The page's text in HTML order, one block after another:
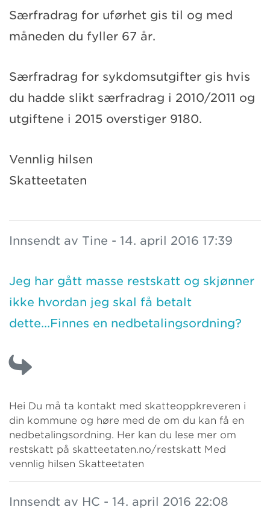
Særfradrag for uførhet gis til og med
måneden du fyller 67 år.
Særfradrag for sykdomsutgifter gis hvis
du hadde slikt særfradrag i 2010/2011 og
utgiftene i 2015 overstiger 9180.
Vennlig hilsen
Skatteetaten
Innsendt av Tine - 14. april 2016 17:39
Jeg har gått masse restskatt og skjønner
ikke hvordan jeg skal få betalt
dette...Finnes en nedbetalingsordning?
Hei Du må ta kontakt med skatteoppkreveren i
din kommune og høre med de om du kan få en
nedbetalingsordning. Her kan du lese mer om
restskatt på skatteetaten.no/restskatt Med
vennlig hilsen Skatteetaten
Innsendt av HC - 14. april 2016 22:08